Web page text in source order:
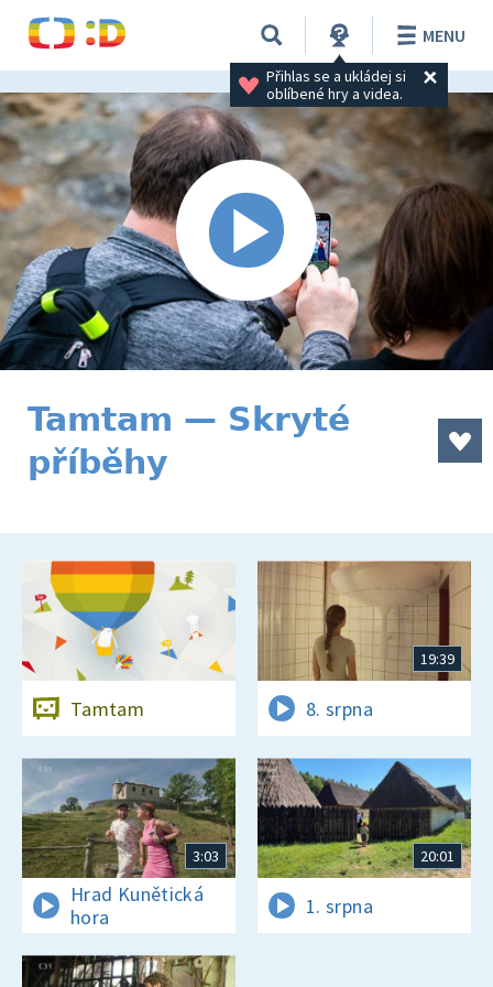
Přihlas se a ukládej si
oblíbené hry a videa.
MENU
Tamtam — Skryté
příběhy
Tamtam
19:39
8. srpna
3:03
Hrad Kunětická
hora
20:01
1. srpna